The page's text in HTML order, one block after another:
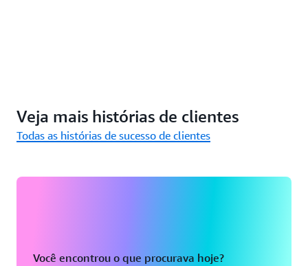
Veja mais histórias de clientes
Todas as histórias de sucesso de clientes
Você encontrou o que procurava hoje?